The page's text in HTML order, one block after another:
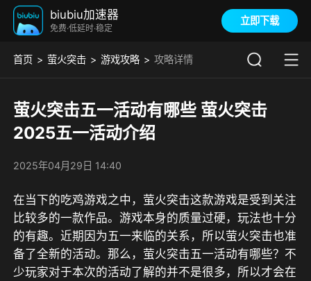
biubiu加速器
免费·低延时·稳定
立即下载
首页 萤火突击 游戏攻略 攻略详情
萤火突击五一活动有哪些 萤火突击
2025五一活动介绍
2025年04月29日 14:40
在当下的吃鸡游戏之中，萤火突击这款游戏是受到关注
比较多的一款作品。游戏本身的质量过硬，玩法也十分
的有趣。近期因为五一来临的关系，所以萤火突击也准
备了全新的活动。那么，萤火突击五一活动有哪些？不
少玩家对于本次的活动了解的并不是很多，所以才会在